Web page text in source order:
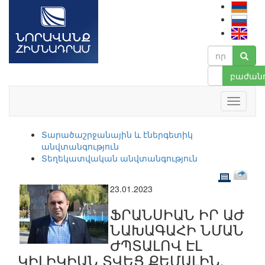
Տարածաշրջանային և էներգետիկ
անվտանգություն
Տեղեկատվական անվտանգություն
23.01.2023
ՖՐԱՆՍԻԱՆ ԻՐ ԱԺ
ՆԱԽԱԳԱՀԻ ՆՄԱՆ
ԺՊՏԱԼՈՎ ԷԼ
ԿԻԼԻԿԻԱՆ ՏՎԵՑ ՔԵՄԱԼԻՆ.